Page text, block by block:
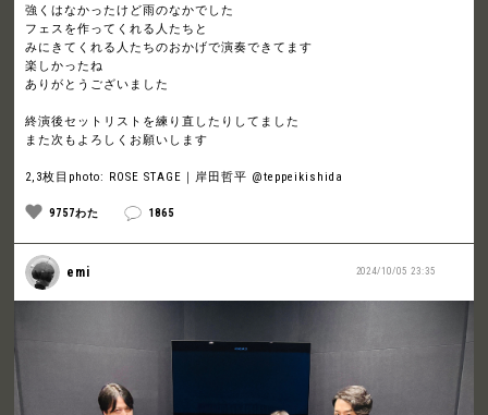
強くはなかったけど雨のなかでした
フェスを作ってくれる人たちと
みにきてくれる人たちのおかげで演奏できてます
楽しかったね
ありがとうございました
終演後セットリストを練り直したりしてました
また次もよろしくお願いします
2,3枚目photo: ROSE STAGE｜岸田哲平 @teppeikishida
9757わた 1865
2024/10/05 23:35
emi